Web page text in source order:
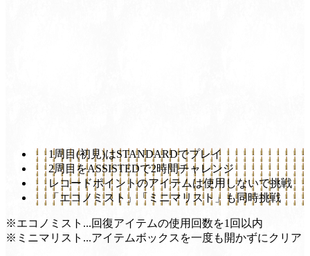
1周目(初見)はSTANDARDでプレイ
2周目をASSISTEDで2時間チャレンジ
レコードポイントのアイテムは使用しないで挑戦
「エコノミスト」「ミニマリスト」も同時挑戦
※エコノミスト...回復アイテムの使用回数を1回以内
※ミニマリスト...アイテムボックスを一度も開かずにクリア